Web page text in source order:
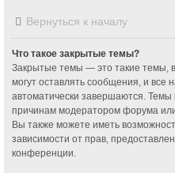
Вернуться к началу
Что такое закрытые темы?
Закрытые темы — это такие темы,
могут оставлять сообщения, и все
автоматически завершаются.
причинам модератором форума
Вы также можете иметь
зависимости от прав,
конференции.